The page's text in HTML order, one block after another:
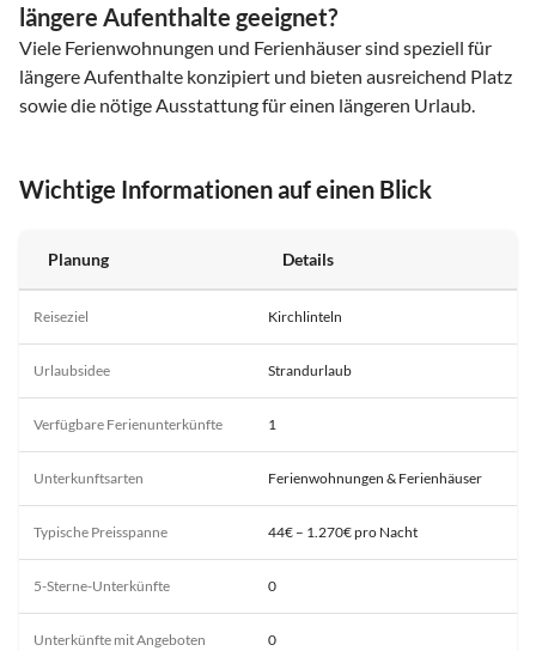
längere Aufenthalte geeignet?
Viele Ferienwohnungen und Ferienhäuser sind speziell für
längere Aufenthalte konzipiert und bieten ausreichend Platz
sowie die nötige Ausstattung für einen längeren Urlaub.
Wichtige Informationen auf einen Blick
Planung Details
Reiseziel Kirchlinteln
Urlaubsidee Strandurlaub
Verfügbare Ferienunterkünfte 1
Unterkunftsarten Ferienwohnungen & Ferienhäuser
Typische Preisspanne 44€ – 1.270€ pro Nacht
5-Sterne-Unterkünfte 0
Unterkünfte mit Angeboten 0